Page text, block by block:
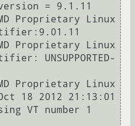
= 9.1.11
Proprietary Linux
Proprietary Linux
UNSUPPORTED-
Proprietary Linux
18 2012 21:13:01
VT number 1